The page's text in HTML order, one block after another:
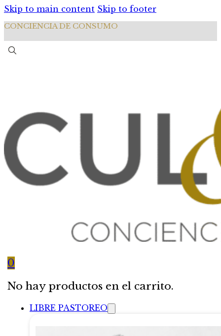
Skip to main content Skip to footer
CONCIENCIA DE CONSUMO
0
No hay productos en el carrito.
LIBRE PASTOREO